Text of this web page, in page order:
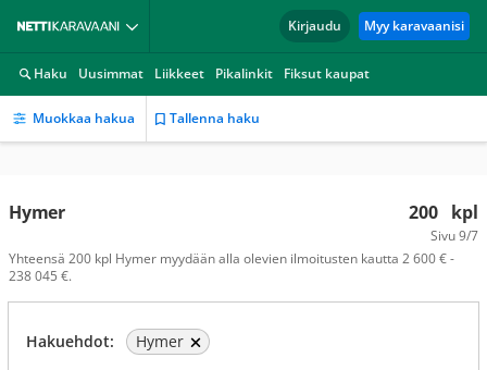
Kirjaudu Myy karavaanisi
Haku Uusimmat Liikkeet Pikalinkit Fiksut kaupat
Muokkaa hakua Tallenna haku
200 kpl
Sivu9/7
Hymer
Yhteensä 200 kpl Hymer myydään alla olevien ilmoitusten kautta 2 600 € -
238 045 €.
Hakuehdot: Hymer